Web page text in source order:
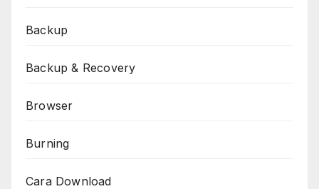
Backup
Backup & Recovery
Browser
Burning
Cara Download